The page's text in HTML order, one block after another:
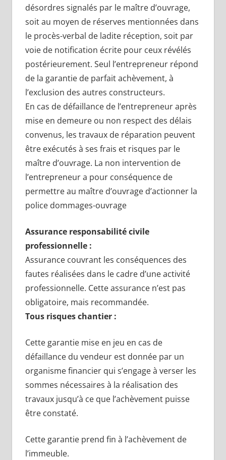
désordres signalés par le maître d’ouvrage,
soit au moyen de réserves mentionnées dans
le procès-verbal de ladite réception, soit par
voie de notification écrite pour ceux révélés
postérieurement. Seul l’entrepreneur répond
de la garantie de parfait achèvement, à
l’exclusion des autres constructeurs.
En cas de défaillance de l’entrepreneur après
mise en demeure ou non respect des délais
convenus, les travaux de réparation peuvent
être exécutés à ses frais et risques par le
maître d’ouvrage. La non intervention de
l’entrepreneur a pour conséquence de
permettre au maître d’ouvrage d’actionner la
police dommages-ouvrage
Assurance responsabilité civile
professionnelle :
Assurance couvrant les conséquences des
fautes réalisées dans le cadre d’une activité
professionnelle. Cette assurance n’est pas
obligatoire, mais recommandée.
Tous risques chantier :
Cette garantie mise en jeu en cas de
défaillance du vendeur est donnée par un
organisme financier qui s’engage à verser les
sommes nécessaires à la réalisation des
travaux jusqu’à ce que l’achèvement puisse
être constaté.
Cette garantie prend fin à l’achèvement de
l’immeuble.